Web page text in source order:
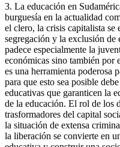
3. La educación en
burguesía en la actualidad
el clero, la crisis capitalista se
segregación y la exclusión de
padece especialmente la
económicas sino también por
es una herramienta poderosa
para que esto sea posible
educativas que garanticen la
de la educación. El rol de los
trasformadores del capital
la situación de extensa
la liberación se convierte en